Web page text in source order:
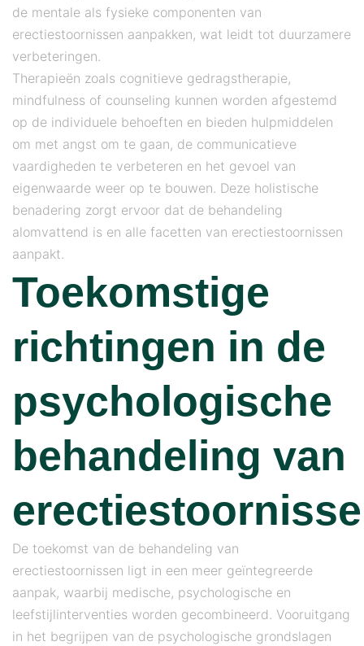
de mentale als fysieke componenten van
erectiestoornissen aanpakken, wat leidt tot duurzamere
verbeteringen.
Therapieën zoals cognitieve gedragstherapie,
mindfulness of counseling kunnen worden afgestemd
op de individuele behoeften en bieden hulpmiddelen
om met angst om te gaan, de communicatieve
vaardigheden te verbeteren en het gevoel van
eigenwaarde weer op te bouwen. Deze holistische
benadering zorgt ervoor dat de behandeling
alomvattend is en alle facetten van erectiestoornissen
aanpakt.
Toekomstige
richtingen in de
psychologische
behandeling van
De toekomst van de behandeling van
erectiestoornissen ligt in een meer geïntegreerde
aanpak, waarbij medische, psychologische en
leefstijlinterventies worden gecombineerd. Vooruitgang
in het begrijpen van de psychologische grondslagen